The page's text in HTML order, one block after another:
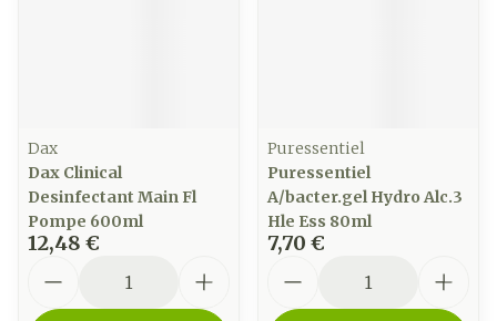
Dax
Dax Clinical
Desinfectant Main Fl
Pompe 600ml
12,48 €
Puressentiel
Puressentiel
A/bacter.gel Hydro Alc.3
Hle Ess 80ml
7,70 €